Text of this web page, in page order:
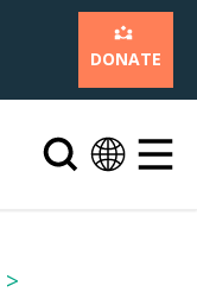
DONATE